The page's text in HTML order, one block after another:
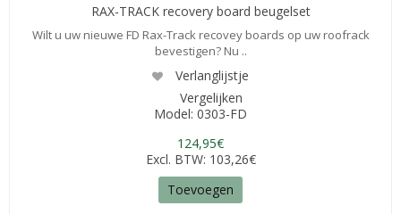
RAX-TRACK recovery board beugelset
Wilt u uw nieuwe FD Rax-Track recovey boards op uw roofrack
bevestigen? Nu ..
Verlanglijstje
Vergelijken
Model: 0303-FD
124,95€
Excl. BTW: 103,26€
Toevoegen